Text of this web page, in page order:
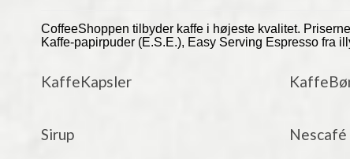
CoffeeShoppen tilbyder kaffe i højeste kvalitet.
Kaffe-papirpuder (E.S.E.), Easy Serving Espresso fra
KaffeKapsler
Sirup Nescafé